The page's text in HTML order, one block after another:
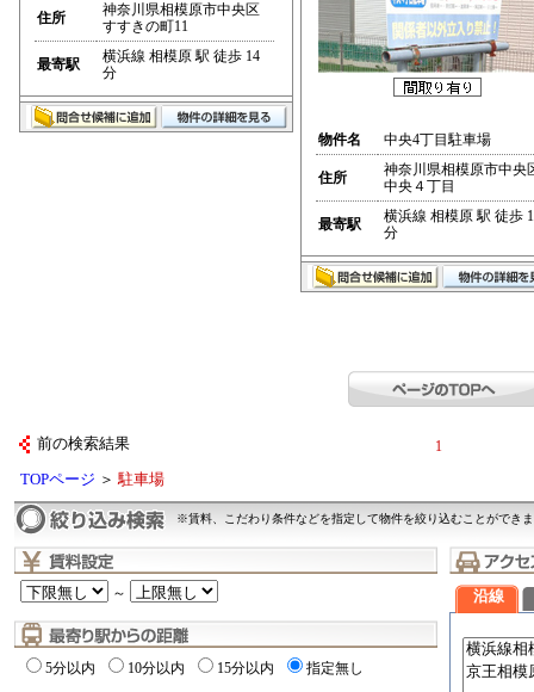
住所
神奈川県相模原市中央区
すすきの町11
最寄駅
横浜線 相模原 駅 徒歩 14
分
物件名 中央4丁目駐車場
住所
神奈川県相模原市中央
中央４丁目
最寄駅
横浜線 相模原 駅 徒歩
分
前の検索結果 1
TOPページ ＞駐車場
※賃料、こだわり条件などを指定して物件を絞り込むことができ
～
5分以内 10分以内 15分以内 指定無し
沿線